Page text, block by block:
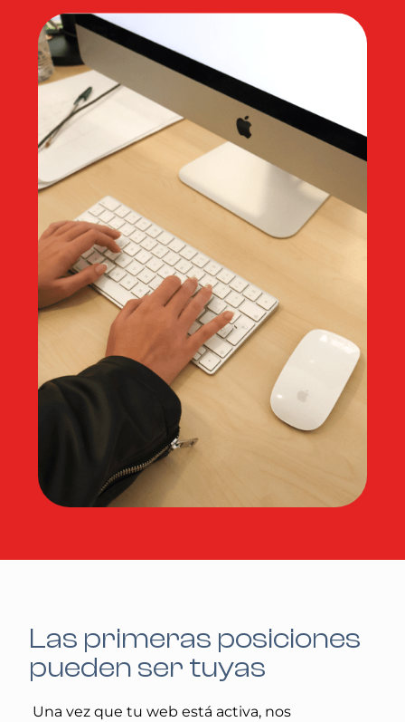
Las primeras posiciones
pueden ser tuyas
Una vez que tu web está activa, nos